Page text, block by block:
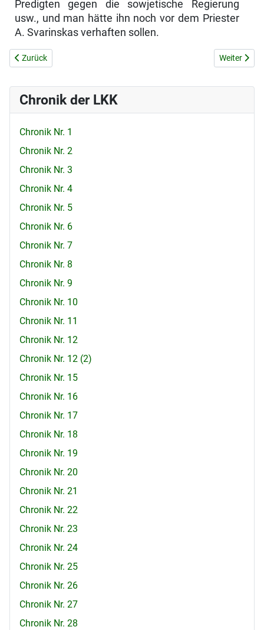
Predigten gegen die sowjetische Regierung
usw., und man hätte ihn noch vor dem Priester
A. Svarinskas verhaften sollen.
Vorheriger Beitrag: FREUNDE DES PRIESTERS A. SVARINSKAS
Zurück Nächster
Weiter
Chronik der LKK
Chronik Nr. 1
Chronik Nr. 2
Chronik Nr. 3
Chronik Nr. 4
Chronik Nr. 5
Chronik Nr. 6
Chronik Nr. 7
Chronik Nr. 8
Chronik Nr. 9
Chronik Nr. 10
Chronik Nr. 11
Chronik Nr. 12
Chronik Nr. 12 (2)
Chronik Nr. 15
Chronik Nr. 16
Chronik Nr. 17
Chronik Nr. 18
Chronik Nr. 19
Chronik Nr. 20
Chronik Nr. 21
Chronik Nr. 22
Chronik Nr. 23
Chronik Nr. 24
Chronik Nr. 25
Chronik Nr. 26
Chronik Nr. 27
Chronik Nr. 28